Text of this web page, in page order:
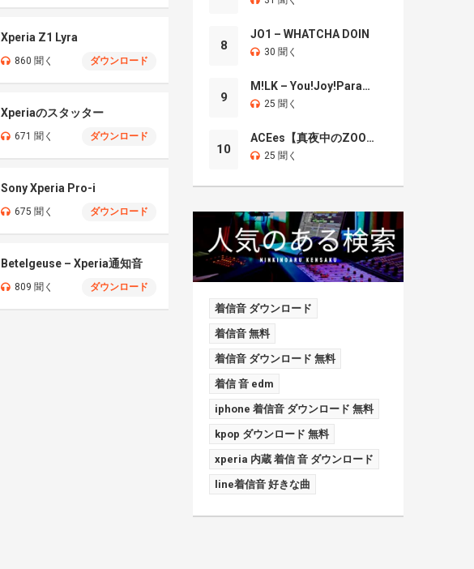
Xperia Z1 Lyra
860 聞く ダウンロード
Xperiaのスタッター
671 聞く ダウンロード
Sony Xperia Pro-i
675 聞く ダウンロード
Betelgeuse – Xperia通知音
809 聞く ダウンロード
8
JO1 – WHATCHA DOIN
30 聞く
9
M!LK – You!Joy!Parade!
25 聞く
10
ACEes【真夜中のZOO】
25 聞く
着信音 ダウンロード
着信音 無料
着信音 ダウンロード 無料
着信 音 edm
iphone 着信音 ダウンロード 無料
kpop ダウンロード 無料
xperia 内蔵 着信 音 ダウンロード
line着信音 好きな曲